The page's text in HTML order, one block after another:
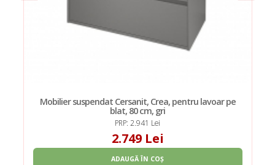
Mobilier suspendat Cersanit, Crea, pentru lavoar pe
blat, 80 cm, gri
PRP: 2.941 Lei
2.749 Lei
ADAUGĂ ÎN COȘ